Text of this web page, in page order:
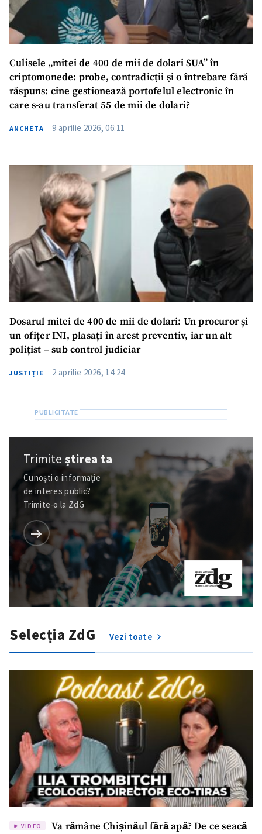
Culisele „mitei de 400 de mii de dolari SUA” în
criptomonede: probe, contradicții și o întrebare fără
răspuns: cine gestionează portofelul electronic în
care s-au transferat 55 de mii de dolari?
ANCHETA 9 aprilie 2026, 06:11
Dosarul mitei de 400 de mii de dolari: Un procuror și
un ofițer INI, plasați în arest preventiv, iar un alt
polițist – sub control judiciar
JUSTIȚIE 2 aprilie 2026, 14:24
Trimiteștirea ta
Cunoști o informație
de interes public?
Trimite-o la ZdG
Selecția ZdG Vezi toate
VIDEO
Va rămâne Chișinăul fără apă? De ce seacă